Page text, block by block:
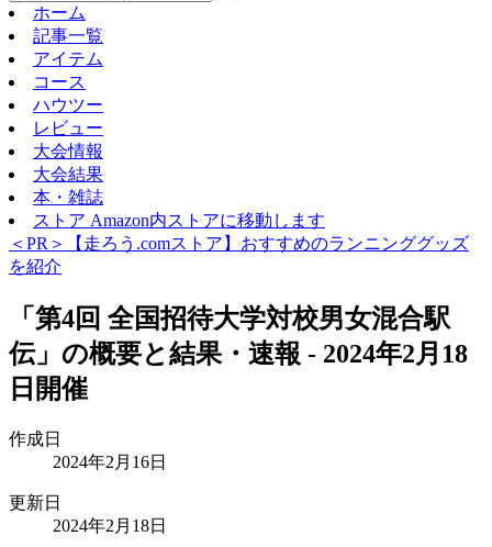
ホーム
記事一覧
アイテム
コース
ハウツー
レビュー
大会情報
大会結果
本・雑誌
ストア Amazon内ストアに移動します
＜PR＞【走ろう.comストア】おすすめのランニンググッズ
を紹介
「第4回 全国招待大学対校男女混合駅
伝」の概要と結果・速報 - 2024年2月18
日開催
作成日
2024年2月16日
更新日
2024年2月18日